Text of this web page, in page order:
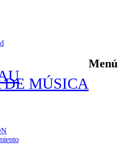
DE MÚSICA
Menú